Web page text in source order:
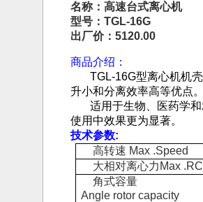
名称：高速台式离心机
型号：TGL-16G
出厂价：5120.00
商品介绍：
TGL-16G型离心机机
升小和分离效率高等优点
适用于生物、医药学和
使用中效果更为显著。
技术参数:
高转速 Max .Speed
大相对离心力Max
角式容量
Angle rotor capacity